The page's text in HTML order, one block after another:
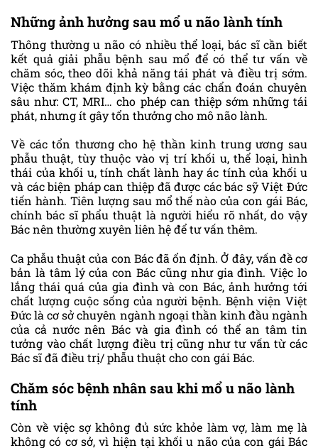
Những ảnh hưởng sau mổ u não lành tính
Thông thường u não có nhiều thể loại, bác sĩ cần biết
kết quả giải phẫu bệnh sau mổ để có thể tư vấn về
chăm sóc, theo dõi khả năng tái phát và điều trị sớm.
Việc thăm khám định kỳ bằng các chẩn đoán chuyên
sâu như: CT, MRI… cho phép can thiệp sớm những tái
phát, nhưng ít gây tổn thưởng cho mô não lành.
Về các tổn thương cho hệ thần kinh trung ương sau
phẫu thuật, tùy thuộc vào vị trí khối u, thể loại, hình
thái của khối u, tính chất lành hay ác tính của khối u
và các biện pháp can thiệp đã được các bác sỹ Việt Đức
tiến hành. Tiên lượng sau mổ thế nào của con gái Bác,
chính bác sĩ phẩu thuật là người hiểu rõ nhất, do vậy
Bác nên thường xuyên liên hệ để tư vấn thêm.
Ca phẫu thuật của con Bác đã ổn định. Ở đây, vấn đề cơ
bản là tâm lý của con Bác cũng như gia đình. Việc lo
lắng thái quá của gia đình và con Bác, ảnh hưởng tới
chất lượng cuộc sống của người bệnh. Bệnh viện Việt
Đức là cơ sở chuyên ngành ngoại thần kinh đầu ngành
của cả nước nên Bác và gia đình có thể an tâm tin
tưởng vào chất lượng điều trị cũng như tư vấn từ các
Bác sĩ đã điều trị/ phẫu thuật cho con gái Bác.
Chăm sóc bệnh nhân sau khi mổ u não lành
tính
Còn về việc sợ không đủ sức khỏe làm vợ, làm mẹ là
không có cơ sở, vì hiện tại khối u não của con gái Bác